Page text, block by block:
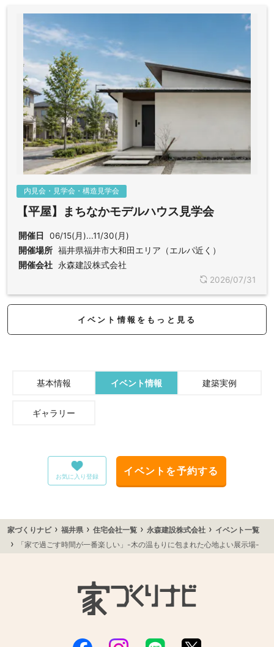
内見会・見学会・構造見学会
【平屋】まちなかモデルハウス見学会
開催日
06/15(月)...11/30(月)
開催場所 福井県福井市大和田エリア（エルパ近く）
開催会社
永森建設株式会社
2026/07/31
イベント情報をもっと見る
基本情報 イベント情報 建築実例
ギャラリー
お気に入り登録 イベントを予約する
家づくりナビ› 福井県 › 住宅会社一覧 › 永森建設株式会社 › イベント一覧
› 「家で過ごす時間が一番楽しい」-木の温もりに包まれた心地よい展示場-